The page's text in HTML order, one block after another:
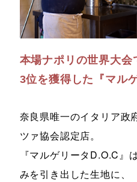
本場ナポリの世界大会
3位を獲得した『マル
奈良県唯一のイタリア政
ツァ協会認定店。
『マルゲリータD.O.C』
みを引き出した生地に、